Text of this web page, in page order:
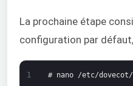
La prochaine étape
configuration par
1 # nano /etc/